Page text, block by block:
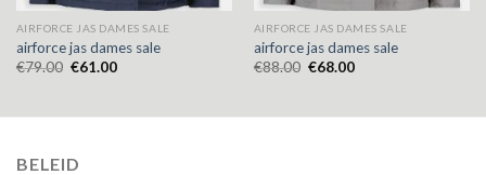
AIRFORCE JAS DAMES SALE
airforce jas dames sale
€79.00 €61.00
AIRFORCE JAS DAMES SALE
airforce jas dames sale
€88.00 €68.00
BELEID